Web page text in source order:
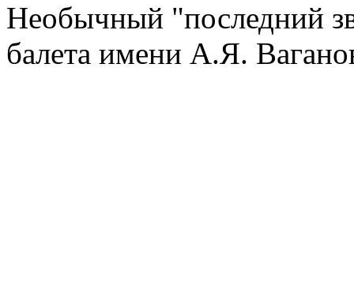
Необычный "последний
балета имени А.Я.